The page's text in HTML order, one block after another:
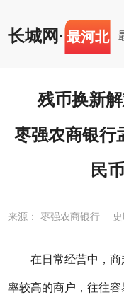
长城网· 最河北
残币换新
枣强农商银行
民
来源： 枣强农商银行 史
在日常经营中，
率较高的商户，往往